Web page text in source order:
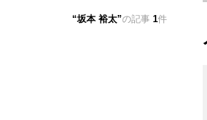
坂本 裕太 の記事 1件